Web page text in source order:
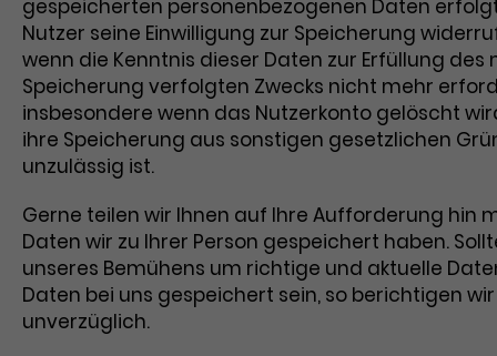
gespeicherten personenbezogenen Daten
Nutzer seine Einwilligung zur Speicherung
wenn die Kenntnis dieser Daten zur Erfüllung des
Speicherung verfolgten Zwecks nicht mehr
insbesondere wenn das Nutzerkonto gelöscht
ihre Speicherung aus sonstigen gesetzlichen
unzulässig ist.
Gerne teilen wir Ihnen auf Ihre Aufforderung hin
Daten wir zu Ihrer Person gespeichert haben.
unseres Bemühens um richtige und aktuelle
Daten bei uns gespeichert sein, so berichtigen
unverzüglich.